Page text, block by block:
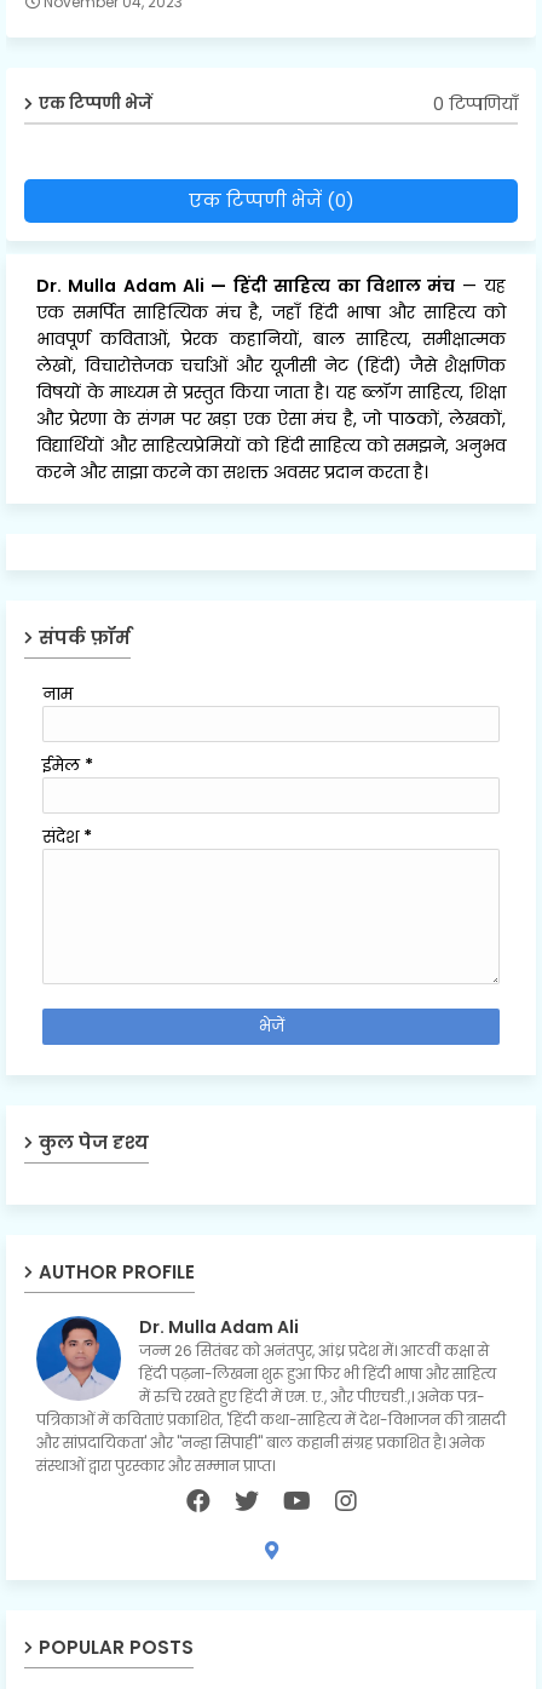
एक टिप्पणी भेजें 0 टिप्पणियाँ
एक टिप्पणी भेजें (0)
Dr. Mulla Adam Ali — हिंदी साहित्य का विशाल मंच — यह
एक समर्पित साहित्यिक मंच है, जहाँ हिंदी भाषा और साहित्य को
भावपूर्ण कविताओं, प्रेरक कहानियों, बाल साहित्य, समीक्षात्मक
लेखों, विचारोत्तेजक चर्चाओं और यूजीसी नेट (हिंदी) जैसे शैक्षणिक
विषयों के माध्यम से प्रस्तुत किया जाता है। यह ब्लॉग साहित्य, शिक्षा
और प्रेरणा के संगम पर खड़ा एक ऐसा मंच है, जो पाठकों, लेखकों,
विद्यार्थियों और साहित्यप्रेमियों को हिंदी साहित्य को समझने, अनुभव
करने और साझा करने का सशक्त अवसर प्रदान करता है।
संपर्क फ़ॉर्म
नाम
ईमेल *
संदेश *
कुल पेज दृश्य
AUTHOR PROFILE
Dr. Mulla Adam Ali
जन्म 26 सितंबर को अनंतपुर, आंध्र प्रदेश में। आठवीं कक्षा से
हिंदी पढ़ना-लिखना शुरू हुआ फिर भी हिंदी भाषा और साहित्य
में रुचि रखते हुए हिंदी में एम. ए., और पीएचडी.,। अनेक पत्र-
पत्रिकाओं में कविताएं प्रकाशित, 'हिंदी कथा-साहित्य में देश-विभाजन की त्रासदी
और सांप्रदायिकता' और "नन्हा सिपाही" बाल कहानी संग्रह प्रकाशित है। अनेक
संस्थाओं द्वारा पुरस्कार और सम्मान प्राप्त।
POPULAR POSTS